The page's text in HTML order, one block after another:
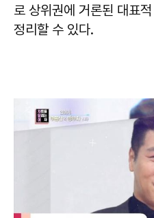
로 상위권에 거론된 대표
정리할 수 있다.